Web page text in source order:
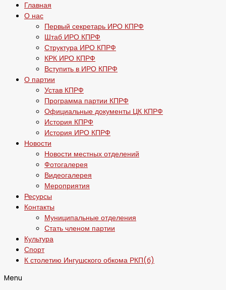
Главная
О нас
Первый секретарь ИРО КПРФ
Штаб ИРО КПРФ
Структура ИРО КПРФ
КРК ИРО КПРФ
Вступить в ИРО КПРФ
О партии
Устав КПРФ
Программа партии КПРФ
Официальные документы ЦК КПРФ
История КПРФ
История ИРО КПРФ
Новости
Новости местных отделений
Фотогалерея
Видеогалерея
Мероприятия
Ресурсы
Контакты
Муниципальные отделения
Стать членом партии
Культура
Спорт
К столетию Ингушского обкома РКП(б)
Menu